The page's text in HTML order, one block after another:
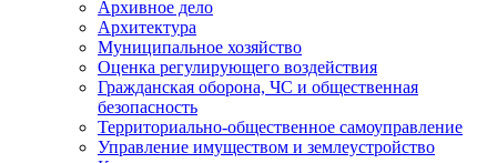
Архивное дело
Архитектура
Муниципальное хозяйство
Оценка регулирующего воздействия
Гражданская оборона, ЧС и общественная
безопасность
Территориально-общественное самоуправление
Управление имуществом и землеустройство